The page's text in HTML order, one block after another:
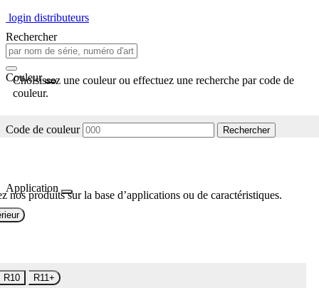
login distributeurs
Rechercher
Couleur
Choisissez une couleur ou effectuez une recherche par code de
couleur.
Code de couleur Rechercher
Application
nos produits sur la base d’applications ou de caractéristiques.
R10 R11+